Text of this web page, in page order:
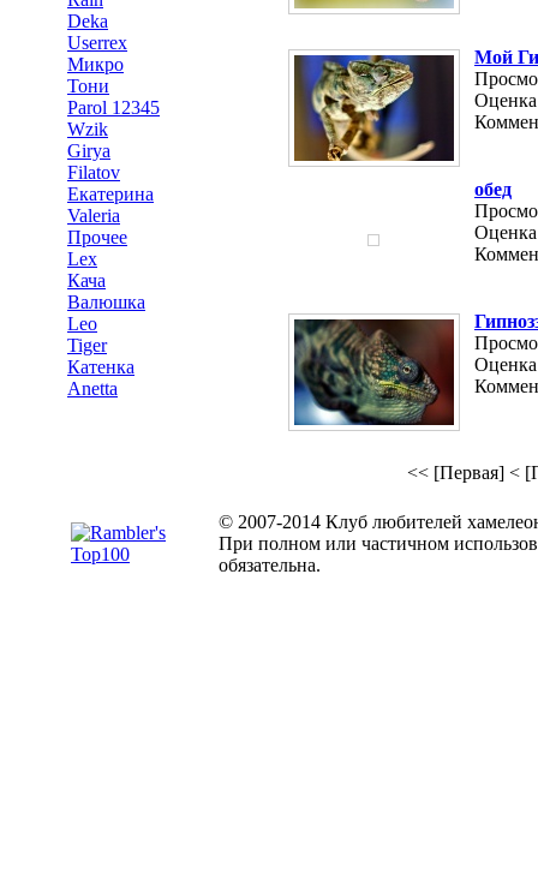
Deka
Userrex
Микро
Тони
Parol 12345
Wzik
Girya
Filatov
Екатерина
Valeria
Прочее
Lex
Кача
Валюшка
Leo
Tiger
Катенка
Anetta
Мой
обед
<< [Первая] <
© 2007-2014 Клуб любителей
При полном или частичном
обязательна.